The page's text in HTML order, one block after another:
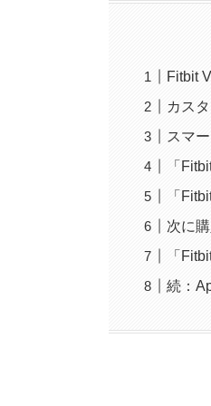
Fitbit
カス
スマ
「
「
次に
「
続：